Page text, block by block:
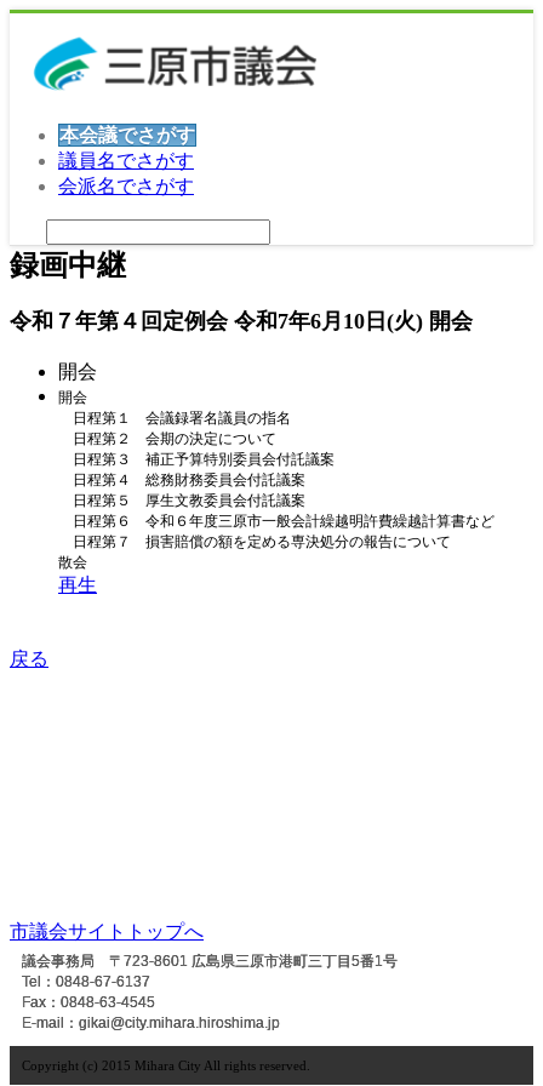
本会議でさがす
議員名でさがす
会派名でさがす
録画中継
令和７年第４回定例会 令和7年6月10日(火) 開会
開会
開会
日程第１ 会議録署名議員の指名
日程第２ 会期の決定について
日程第３ 補正予算特別委員会付託議案
日程第４ 総務財務委員会付託議案
日程第５ 厚生文教委員会付託議案
日程第６ 令和６年度三原市一般会計繰越明許費繰越計算書など
日程第７ 損害賠償の額を定める専決処分の報告について
散会
再生
戻る
市議会サイトトップへ
議会事務局 〒723-8601 広島県三原市港町三丁目5番1号
Tel：0848-67-6137
Fax：0848-63-4545
E-mail：gikai@city.mihara.hiroshima.jp
Copyright (c) 2015 Mihara City All rights reserved.